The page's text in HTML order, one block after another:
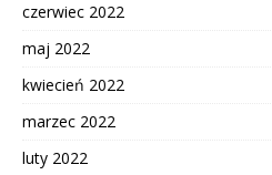
czerwiec 2022
maj 2022
kwiecień 2022
marzec 2022
luty 2022